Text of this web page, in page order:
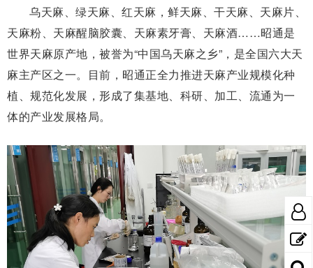
乌天麻、绿天麻、红天麻，鲜天麻、干天麻、天麻片、
天麻粉、天麻醒脑胶囊、天麻素牙膏、天麻酒……昭通是
世界天麻原产地，被誉为“中国乌天麻之乡”，是全国六大天
麻主产区之一。目前，昭通正全力推进天麻产业规模化种
植、规范化发展，形成了集基地、科研、加工、流通为一
体的产业发展格局。